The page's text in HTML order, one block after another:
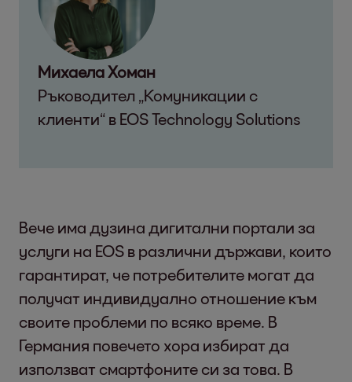
Михаела Хоман
Ръководител „Комуникации с
клиенти“ в EOS Technology Solutions
Вече има дузина дигитални портали за
услуги на EOS в различни държави, които
гарантират, че потребителите могат да
получат индивидуално отношение към
своите проблеми по всяко време. В
Германия повечето хора избират да
използват смартфоните си за това. В